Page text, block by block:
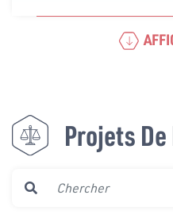
Projets De